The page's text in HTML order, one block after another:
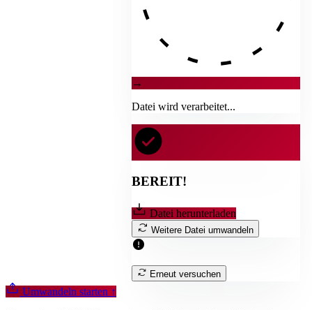
→
Datei wird verarbeitet...
BEREIT!
Datei herunterladen
Weitere Datei umwandeln
Erneut versuchen
Umwandeln starten ↑